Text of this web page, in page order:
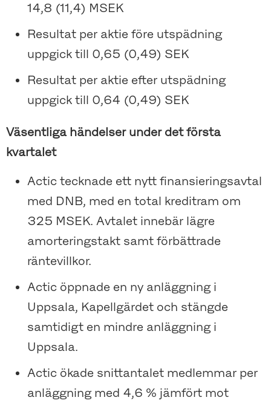
14,8 (11,4) MSEK
Resultat per aktie före utspädning
uppgick till 0,65 (0,49) SEK
Resultat per aktie efter utspädning
uppgick till 0,64 (0,49) SEK
Väsentliga händelser under det första
kvartalet
Actic tecknade ett nytt finansieringsavtal
med DNB, med en total kreditram om
325 MSEK. Avtalet innebär lägre
amorteringstakt samt förbättrade
räntevillkor.
Actic öppnade en ny anläggning i
Uppsala, Kapellgärdet och stängde
samtidigt en mindre anläggning i
Uppsala.
Actic ökade snittantalet medlemmar per
anläggning med 4,6 % jämfört mot